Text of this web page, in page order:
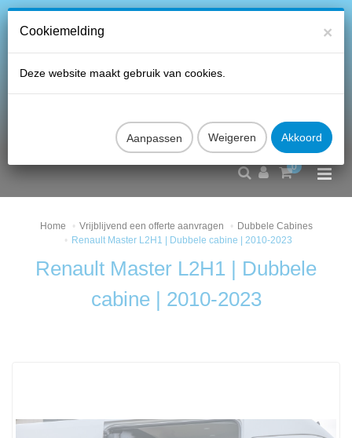
0
Home Vrijblijvend een offerte aanvragen
Dubbele Cabines
Renault Master L2H1 | Dubbele cabine | 2010-2023
Renault Master L2H1 | Dubbele
cabine | 2010-2023
×
Cookiemelding
Deze website maakt gebruik van cookies.
Aanpassen